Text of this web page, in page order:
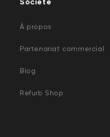
Société
À propos
Partenariat commercial
Blog
Refurb Shop